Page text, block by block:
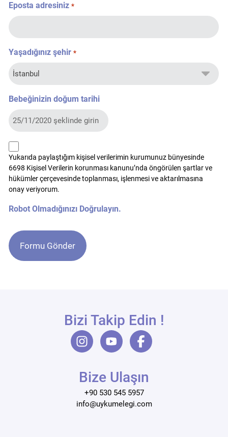
Eposta adresiniz *
Yaşadığınız şehir *
Bebeğinizin doğum tarihi
kvkk
*
Yukarıda paylaştığım kişisel verilerimin kurumunuz bünyesinde
6698 Kişisel Verilerin korunması kanunu’nda öngörülen şartlar ve
hükümler çerçevesinde toplanması, işlenmesi ve aktarılmasına
onay veriyorum.
Robot Olmadığınızı Doğrulayın.
Bizi Takip Edin !
Bize Ulaşın
+90 530 545 5957
info@uykumelegi.com